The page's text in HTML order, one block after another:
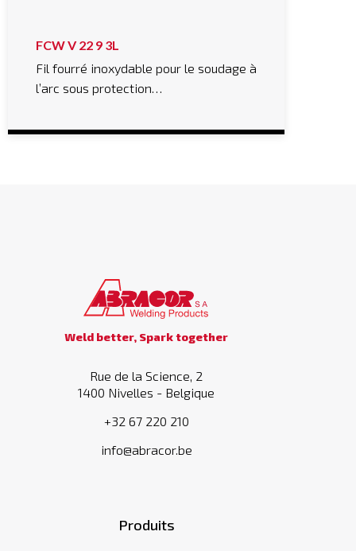
FCW V 22 9 3L
Fil fourré inoxydable pour le soudage à
l’arc sous protection…
Weld better, Spark together
Rue de la Science, 2
1400 Nivelles - Belgique
+32 67 220 210
info@abracor.be
Produits